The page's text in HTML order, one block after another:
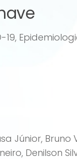
19,
Júnior,
Denilson